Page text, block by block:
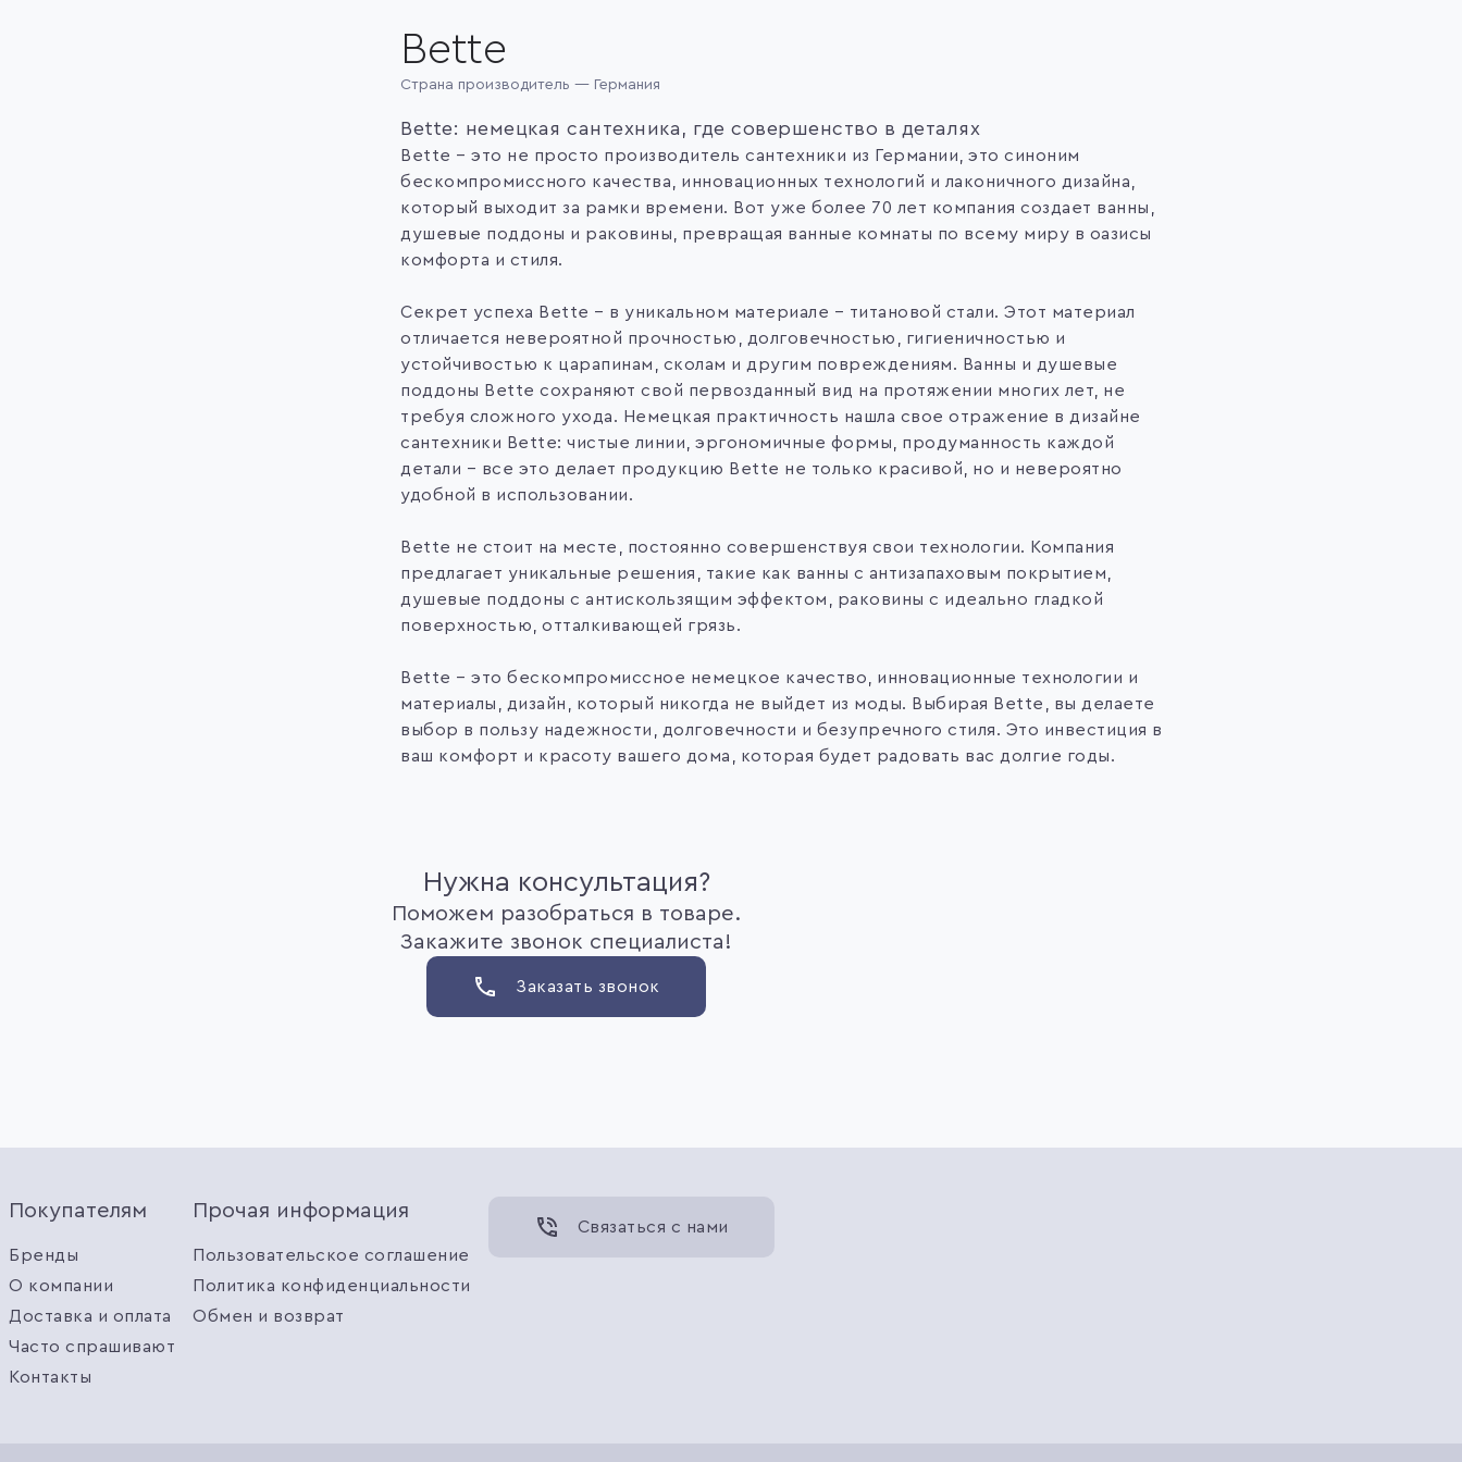
Bette
Страна производитель — Германия
Bette: немецкая сантехника, где совершенство в деталях
Bette – это не просто производитель сантехники из Германии, это синоним
бескомпромиссного качества, инновационных технологий и лаконичного дизайна,
который выходит за рамки времени. Вот уже более 70 лет компания создает ванны,
душевые поддоны и раковины, превращая ванные комнаты по всему миру в оазисы
комфорта и стиля.
Секрет успеха Bette – в уникальном материале – титановой стали. Этот материал
отличается невероятной прочностью, долговечностью, гигиеничностью и
устойчивостью к царапинам, сколам и другим повреждениям. Ванны и душевые
поддоны Bette сохраняют свой первозданный вид на протяжении многих лет, не
требуя сложного ухода. Немецкая практичность нашла свое отражение в дизайне
сантехники Bette: чистые линии, эргономичные формы, продуманность каждой
детали – все это делает продукцию Bette не только красивой, но и невероятно
удобной в использовании.
Bette не стоит на месте, постоянно совершенствуя свои технологии. Компания
предлагает уникальные решения, такие как ванны с антизапаховым покрытием,
душевые поддоны с антискользящим эффектом, раковины с идеально гладкой
поверхностью, отталкивающей грязь.
Bette – это бескомпромиссное немецкое качество, инновационные технологии и
материалы, дизайн, который никогда не выйдет из моды. Выбирая Bette, вы делаете
выбор в пользу надежности, долговечности и безупречного стиля. Это инвестиция в
ваш комфорт и красоту вашего дома, которая будет радовать вас долгие годы.
Нужна консультация?
Поможем разобраться в товаре.
Закажите звонок специалиста!
Заказать звонок
Покупателям
Бренды
О компании
Доставка и оплата
Часто спрашивают
Контакты
Прочая информация
Пользовательское соглашение
Политика конфиденциальности
Обмен и возврат
Связаться с нами